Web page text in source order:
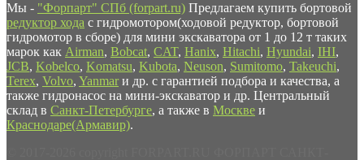
Мы - "Форпарт" СПб (forpart.ru) Предлагаем купить бортовой
редуктор хода с гидромотором(ходовой редуктор, бортовой
гидромотор в сборе) для мини экскаватора от 1 до 12 т таких
марок как Airman, Bobcat, CAT, Hanix, Hitachi, Hyundai, IHI,
JCB, Kobelco, Komatsu, Kubota, Neuson, Sumitomo, Takeuchi,
Terex, Volvo, Yanmar и др. с гарантией подбора и качества, а
также гидронасос на мини-экскаватор и др. Центральный
склад в Санкт-Петербурге, а также в Москве и
Краснодаре(Армавир).